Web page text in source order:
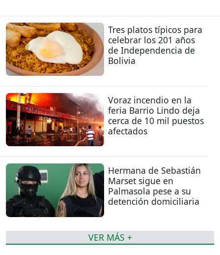
Tres platos típicos para
celebrar los 201 años
de Independencia de
Bolivia
Voraz incendio en la
feria Barrio Lindo deja
cerca de 10 mil puestos
afectados
Hermana de Sebastián
Marset sigue en
Palmasola pese a su
detención domiciliaria
VER MÁS +